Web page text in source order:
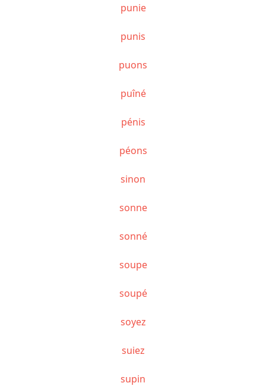
punie
punis
puons
puîné
pénis
péons
sinon
sonne
sonné
soupe
soupé
soyez
suiez
supin